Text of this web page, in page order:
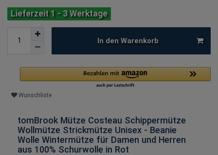
Lieferzeit 1 - 3 Werktage
In den Warenkorb
Wunschliste
tomBrook Mütze Costeau Schippermütze
Wollmütze Strickmütze Unisex - Beanie
Wolle Wintermütze für Damen und Herren
aus 100% Schurwolle in Rot